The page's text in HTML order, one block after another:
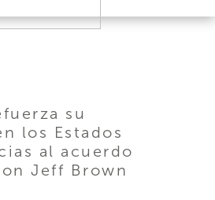
su
los Estados
al acuerdo
Jeff Brown